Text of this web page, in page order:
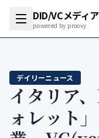
DID/VCメディア
powered by proovy
デイリーニュース
イタリア
ォレット